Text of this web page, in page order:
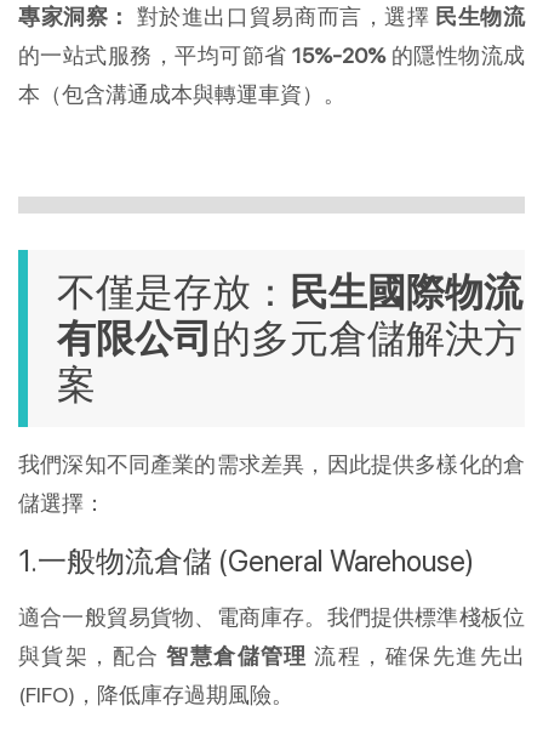
專家洞察： 對於進出口貿易商而言，選擇 民生物流
的一站式服務，平均可節省 15%-20% 的隱性物流成
本（包含溝通成本與轉運車資）。
不僅是存放： 民生國際物流
有限公司 的多元倉儲解決方
案
我們深知不同產業的需求差異，因此提供多樣化的倉
儲選擇：
一般物流倉儲 (General Warehouse)
適合一般貿易貨物、電商庫存。我們提供標準棧板位
與貨架，配合 智慧倉儲管理 流程，確保先進先出
(FIFO)，降低庫存過期風險。